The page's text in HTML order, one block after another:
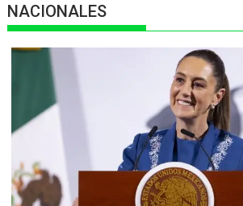
NACIONALES